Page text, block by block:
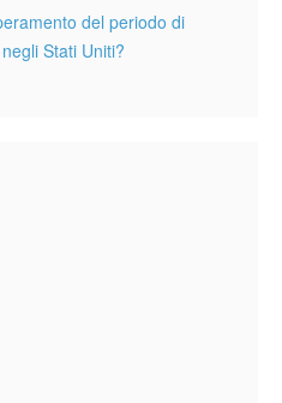
del periodo di
Stati Uniti?